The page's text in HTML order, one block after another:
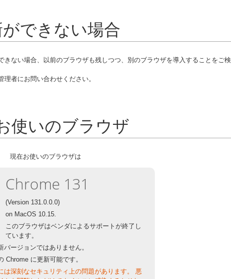
できない場合
ない場合、以前のブラウザも残しつつ、別のブラウザを導入することをご検
者にお問い合わせください。
使いのブラウザ
現在お使いのブラウザは
Chrome 131
(Version 131.0.0.0)
on MacOS 10.15.
このブラウザはベンダによるサポートが終了し
ています。
バージョンではありません。
Chrome に更新可能です。
は深刻なセキュリティ上の問題があります。 悪